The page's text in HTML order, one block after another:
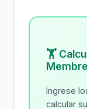
🏋
Ingrese
calcular